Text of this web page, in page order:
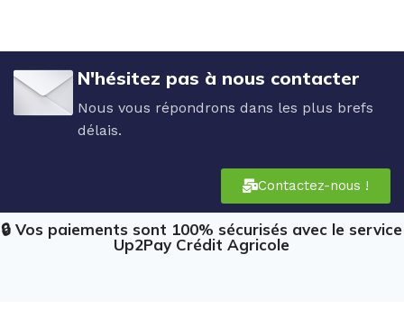
N'hésitez pas à nous contacter
Nous vous répondrons dans les plus brefs
délais.
Contactez-nous !
🔒 Vos paiements sont 100% sécurisés avec le service
Up2Pay Crédit Agricole